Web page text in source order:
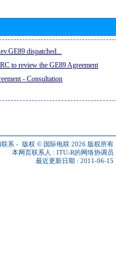
dispatched...
to review the GE89 Agreement
- Consultation
系 - 版权 © 国际电联 2026 版权所有
本网页联系人 : ITU-R的网络协调员
最近更新日期 : 2011-06-15